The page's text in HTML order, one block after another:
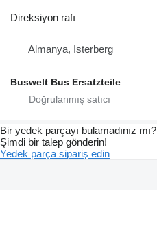
Direksiyon rafı
Almanya, Isterberg
Buswelt Bus Ersatzteile
Bir yedek parçayı bulamadınız mı?
Şimdi bir talep gönderin!
Yedek parça sipariş edin